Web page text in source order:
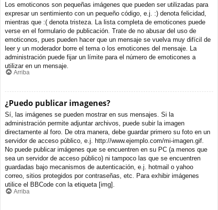
Los emoticonos son pequeñas imágenes que pueden ser utilizadas para
expresar un sentimiento con un pequeño código, e.j. :) denota felicidad,
mientras que :( denota tristeza. La lista completa de emoticones puede
verse en el formulario de publicación. Trate de no abusar del uso de
emoticonos, pues pueden hacer que un mensaje se vuelva muy difícil de
leer y un moderador borre el tema o los emoticones del mensaje. La
administración puede fijar un límite para el número de emoticones a
utilizar en un mensaje.
Arriba
¿Puedo publicar imagenes?
Sí, las imágenes se pueden mostrar en sus mensajes. Si la
administración permite adjuntar archivos, puede subir la imagen
directamente al foro. De otra manera, debe guardar primero su foto en un
servidor de acceso público, e.j. http://www.ejemplo.com/mi-imagen.gif.
No puede publicar imágenes que se encuentren en su PC (a menos que
sea un servidor de acceso público) ni tampoco las que se encuentren
guardadas bajo mecanismos de autenticación, e.j. hotmail o yahoo
correo, sitios protegidos por contraseñas, etc. Para exhibir imágenes
utilice el BBCode con la etiqueta [img].
Arriba